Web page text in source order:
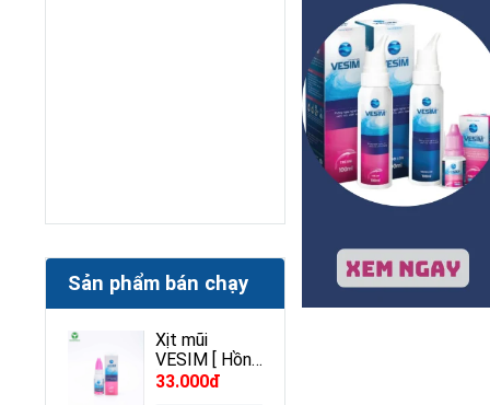
Sản phẩm bán chạy
Xịt mũi
VESIM [ Hồng
] 100ml
33.000đ